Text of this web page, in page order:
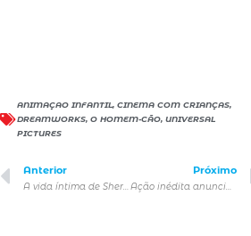
ANIMAÇAO INFANTIL, CINEMA COM CRIANÇAS,
DREAMWORKS, O HOMEM-CÃO, UNIVERSAL
PICTURES
Anterior
A vida íntima de Sherlock Holmes, de Billy Wilder, ganha sessão com trilha sonora ao vivo no MIS
Próximo
Ação inédita anuncia a chegada de “The FRIENDS™ Experience” ao Brasil